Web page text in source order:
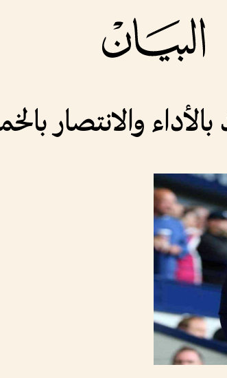
والانتصار